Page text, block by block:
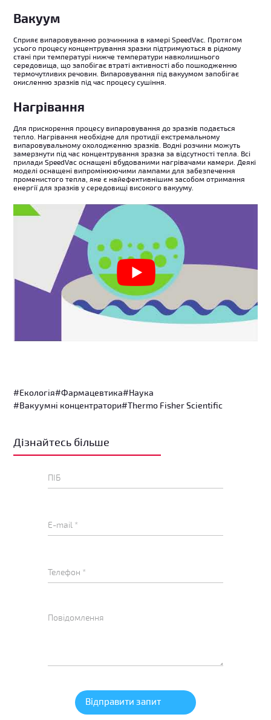
Вакуум
Сприяє випаровуванню розчинника в камері SpeedVac. Протягом
усього процесу концентрування зразки підтримуються в рідкому
стані при температурі нижче температури навколишнього
середовища, що запобігає втраті активності або пошкодженню
термочутливих речовин. Випаровування під вакуумом запобігає
окисленню зразків під час процесу сушіння.
Нагрівання
Для прискорення процесу випаровування до зразків подається
тепло. Нагрівання необхідне для протидії екстремальному
випаровувальному охолодженню зразків. Водні розчини можуть
замерзнути під час концентрування зразка за відсутності тепла. Всі
прилади SpeedVac оснащені вбудованими нагрівачами камери. Деякі
моделі оснащені випромінюючими лампами для забезпечення
променистого тепла, яке є найефективнішим засобом отримання
енергії для зразків у середовищі високого вакууму.
#Екологія#Фармацевтика#Наука
#Вакуумні концентратори#Thermo Fisher Scientific
Дізнайтесь більше